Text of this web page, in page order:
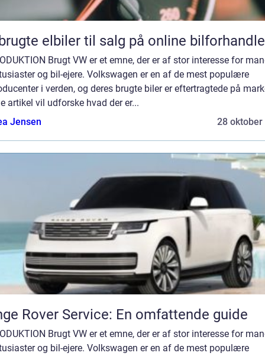
elbiler til salg på online
Brugt VW er et emne, der er af stor interesse for
og bil-ejere. Volkswagen er en af de mest populære
i verden, og deres brugte biler er eftertragtede på
artikel vil udforske hvad der er...
Jensen
28 oktober
Rover Service: En omfattende guide
Brugt VW er et emne, der er af stor interesse for
og bil-ejere. Volkswagen er en af de mest populære